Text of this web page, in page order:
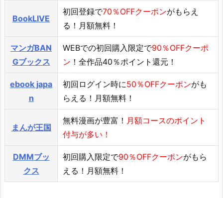
BookLIVE
初回登録で70％OFFクーポンがもらえ
る！月額無料！
マンガBAN
Gブックス
WEBでの初回購入限定で90％OFFクーポ
ン ！全作品40％ポイント還元！
ebook japa
n
初回ログイン時に50％OFFクーポンがも
らえる！月額無料！
まんが王国
無料漫画が豊富！ 月額コースのポイント
付与が多い！
DMMブッ
クス
初回購入限定で90％OFFクーポンがもら
える！月額無料！